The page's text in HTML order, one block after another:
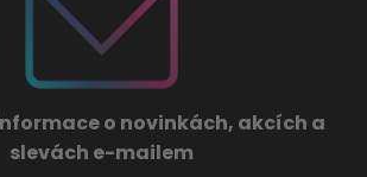
o novinkách, akcích a
slevách e-mailem